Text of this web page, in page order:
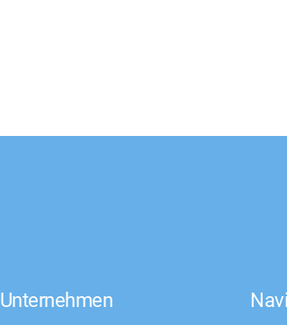
Unternehmen